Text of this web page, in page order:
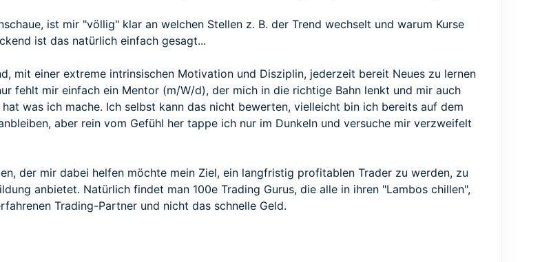
ist mir "völlig" klar an welchen Stellen z. B. der Trend wechselt und warum Kurse
ist das natürlich einfach gesagt...
mit einer extreme intrinsischen Motivation und Disziplin, jederzeit bereit Neues zu lernen
fehlt mir einfach ein Mentor (m/W/d), der mich in die richtige Bahn lenkt und mir auch
was ich mache. Ich selbst kann das nicht bewerten, vielleicht bin ich bereits auf dem
aber rein vom Gefühl her tappe ich nur im Dunkeln und versuche mir verzweifelt
der mir dabei helfen möchte mein Ziel, ein langfristig profitablen Trader zu werden, zu
anbietet. Natürlich findet man 100e Trading Gurus, die alle in ihren "Lambos chillen",
Trading-Partner und nicht das schnelle Geld.